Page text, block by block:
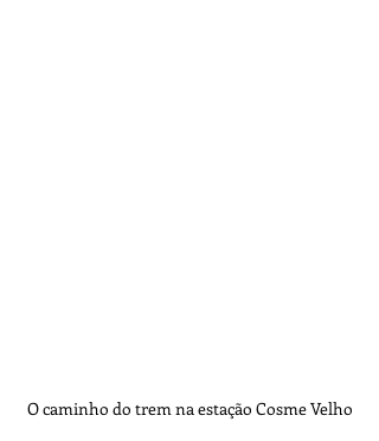
O caminho do trem na estação Cosme Velho